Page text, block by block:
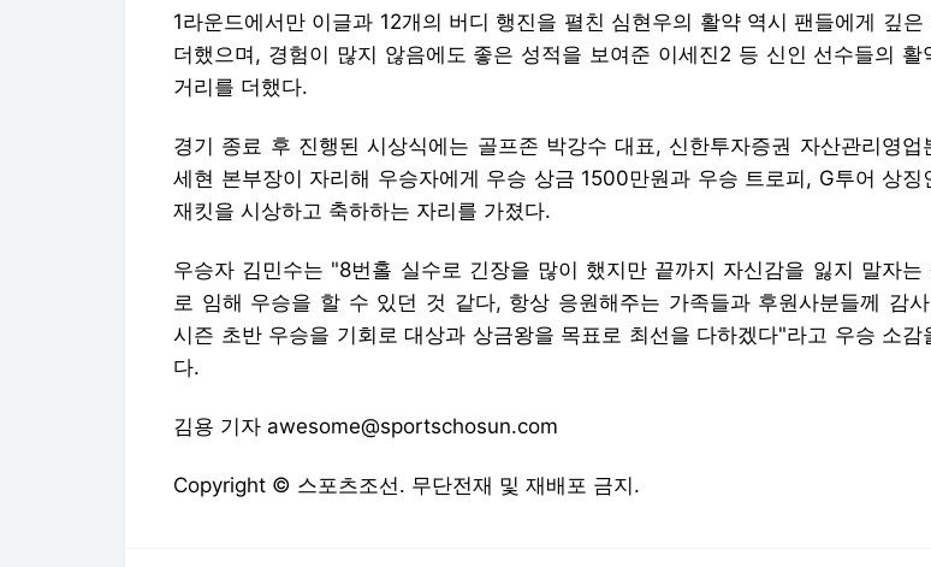
1라운드에서만 이글과 12개의 버디 행진을 펼친 심현우의 활약 역시 팬들에게 깊은
더했으며, 경험이 많지 않음에도 좋은 성적을 보여준 이세진2 등 신인 선수들의 활
거리를 더했다.
경기 종료 후 진행된 시상식에는 골프존 박강수 대표, 신한투자증권 자산관리영업
세현 본부장이 자리해 우승자에게 우승 상금 1500만원과 우승 트로피, G투어 상징
재킷을 시상하고 축하하는 자리를 가졌다.
우승자 김민수는 "8번홀 실수로 긴장을 많이 했지만 끝까지 자신감을 잃지 말자는
로 임해 우승을 할 수 있던 것 같다, 항상 응원해주는 가족들과 후원사분들께 감
시즌 초반 우승을 기회로 대상과 상금왕을 목표로 최선을 다하겠다"라고 우승 소감
다.
김용 기자 awesome@sportschosun.com
Copyright © 스포츠조선. 무단전재 및 재배포 금지.